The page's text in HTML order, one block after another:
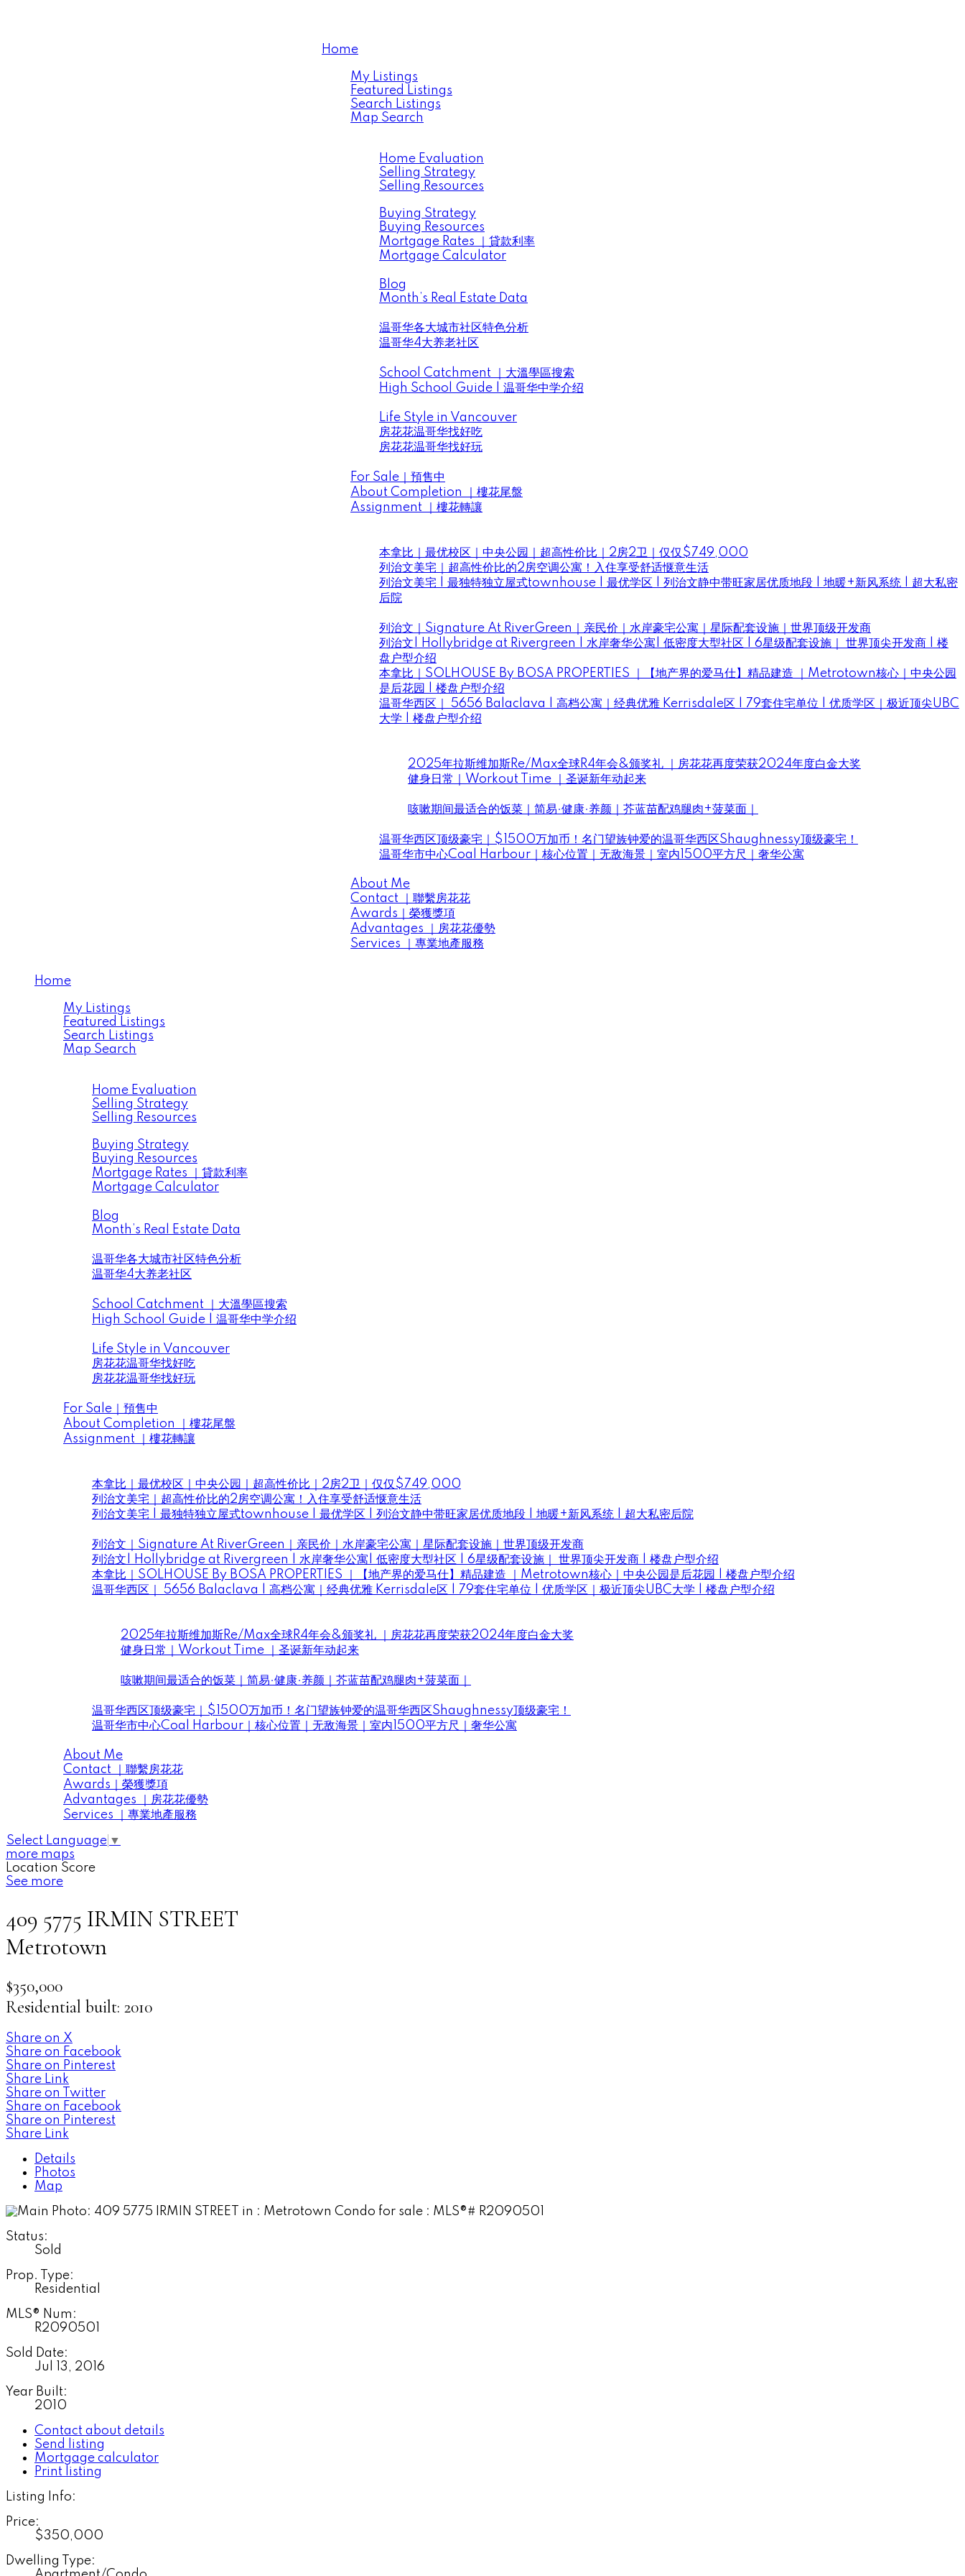
Home
My Listings
Featured Listings
Search Listings
Map Search
Home Evaluation
Selling Strategy
Selling Resources
Buying Strategy
Buying Resources
Mortgage Rates ｜貸款利率
Mortgage Calculator
Blog
Month’s Real Estate Data
温哥华各大城市社区特色分析
温哥华4大养老社区
School Catchment ｜大溫學區搜索
High School Guide | 温哥华中学介绍
Life Style in Vancouver
房花花温哥华找好吃
房花花温哥华找好玩
For Sale｜預售中
About Completion ｜樓花尾盤
Assignment ｜樓花轉讓
本拿比｜最优校区｜中央公园｜超高性价比｜2房2卫｜仅仅$749,000
列治文美宅｜超高性价比的2房空调公寓！入住享受舒适惬意生活
列治文美宅 | 最独特独立屋式townhouse | 最优学区 | 列治文静中带旺家居优质地段 | 地暖+新风系统 | 超大私密
后院
列治文｜Signature At RiverGreen｜亲民价｜水岸豪宅公寓｜星际配套设施｜世界顶级开发商
列治文| Hollybridge at Rivergreen | 水岸奢华公寓| 低密度大型社区 | 6星级配套设施｜ 世界顶尖开发商 | 楼
盘户型介绍
本拿比｜SOLHOUSE By BOSA PROPERTIES ｜【地产界的爱马仕】精品建造 ｜Metrotown核心｜中央公园
是后花园 | 楼盘户型介绍
温哥华西区｜ 5656 Balaclava | 高档公寓｜经典优雅 Kerrisdale区 | 79套住宅单位 | 优质学区｜极近顶尖UBC
大学 | 楼盘户型介绍
2025年拉斯维加斯Re/Max全球R4年会&颁奖礼 ｜房花花再度荣获2024年度白金大奖
健身日常｜Workout Time ｜圣诞新年动起来
咳嗽期间最适合的饭菜｜简易·健康·养颜｜芥蓝苗配鸡腿肉+菠菜面｜
温哥华西区顶级豪宅｜$1500万加币！名门望族钟爱的温哥华西区Shaughnessy顶级豪宅！
温哥华市中心Coal Harbour｜核心位置｜无敌海景｜室内1500平方尺｜奢华公寓
About Me
Contact ｜聯繫房花花
Awards｜榮獲獎項
Advantages ｜房花花優勢
Services ｜專業地產服務
Home
My Listings
Featured Listings
Search Listings
Map Search
Home Evaluation
Selling Strategy
Selling Resources
Buying Strategy
Buying Resources
Mortgage Rates ｜貸款利率
Mortgage Calculator
Blog
Month’s Real Estate Data
温哥华各大城市社区特色分析
温哥华4大养老社区
School Catchment ｜大溫學區搜索
High School Guide | 温哥华中学介绍
Life Style in Vancouver
房花花温哥华找好吃
房花花温哥华找好玩
For Sale｜預售中
About Completion ｜樓花尾盤
Assignment ｜樓花轉讓
本拿比｜最优校区｜中央公园｜超高性价比｜2房2卫｜仅仅$749,000
列治文美宅｜超高性价比的2房空调公寓！入住享受舒适惬意生活
列治文美宅 | 最独特独立屋式townhouse | 最优学区 | 列治文静中带旺家居优质地段 | 地暖+新风系统 | 超大私密后院
列治文｜Signature At RiverGreen｜亲民价｜水岸豪宅公寓｜星际配套设施｜世界顶级开发商
列治文| Hollybridge at Rivergreen | 水岸奢华公寓| 低密度大型社区 | 6星级配套设施｜ 世界顶尖开发商 | 楼盘户型介绍
本拿比｜SOLHOUSE By BOSA PROPERTIES ｜【地产界的爱马仕】精品建造 ｜Metrotown核心｜中央公园是后花园 | 楼盘户型介绍
温哥华西区｜ 5656 Balaclava | 高档公寓｜经典优雅 Kerrisdale区 | 79套住宅单位 | 优质学区｜极近顶尖UBC大学 | 楼盘户型介绍
2025年拉斯维加斯Re/Max全球R4年会&颁奖礼 ｜房花花再度荣获2024年度白金大奖
健身日常｜Workout Time ｜圣诞新年动起来
咳嗽期间最适合的饭菜｜简易·健康·养颜｜芥蓝苗配鸡腿肉+菠菜面｜
温哥华西区顶级豪宅｜$1500万加币！名门望族钟爱的温哥华西区Shaughnessy顶级豪宅！
温哥华市中心Coal Harbour｜核心位置｜无敌海景｜室内1500平方尺｜奢华公寓
About Me
Contact ｜聯繫房花花
Awards｜榮獲獎項
Advantages ｜房花花優勢
Services ｜專業地產服務
Select Language ▼
more maps
Location Score
See more
409 5775 IRMIN STREET
Metrotown
$350,000
Residential built: 2010
Share on X
Share on Facebook
Share on Pinterest
Share Link
Share on Twitter
Share on Facebook
Share on Pinterest
Share Link
Details
Photos
Map
Status:
Sold
Prop. Type:
Residential
MLS® Num:
R2090501
Sold Date:
Jul 13, 2016
Year Built:
2010
Contact about details
Send listing
Mortgage calculator
Print listing
Listing Info:
Price:
$350,000
Dwelling Type: